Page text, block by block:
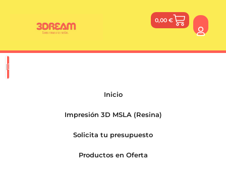
0,00 €
Inicio
Impresión 3D MSLA (Resina)
Solicita tu presupuesto
Productos en Oferta